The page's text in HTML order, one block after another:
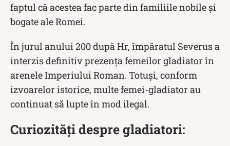
faptul că acestea fac parte din familiile nobile și
bogate ale Romei.
În jurul anului 200 după Hr, împăratul Severus a
interzis definitiv prezența femeilor gladiator în
arenele Imperiului Roman. Totuși, conform
izvoarelor istorice, multe femei-gladiator au
continuat să lupte în mod ilegal.
Curiozități despre gladiatori: